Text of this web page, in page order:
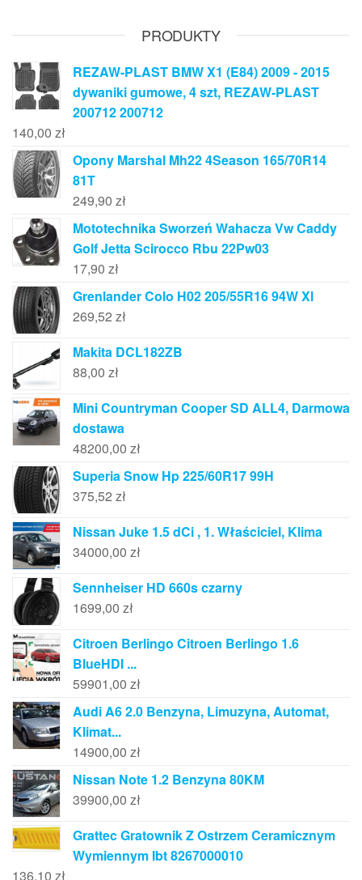
PRODUKTY
REZAW-PLAST BMW X1 (E84) 2009 - 2015
dywaniki gumowe, 4 szt, REZAW-PLAST
200712 200712
140,00 zł
Opony Marshal Mh22 4Season 165/70R14
81T
249,90 zł
Mototechnika Sworzeń Wahacza Vw Caddy
Golf Jetta Scirocco Rbu 22Pw03
17,90 zł
Grenlander Colo H02 205/55R16 94W Xl
269,52 zł
Makita DCL182ZB
88,00 zł
Mini Countryman Cooper SD ALL4, Darmowa
dostawa
48200,00 zł
Superia Snow Hp 225/60R17 99H
375,52 zł
Nissan Juke 1.5 dCi , 1. Właściciel, Klima
34000,00 zł
Sennheiser HD 660s czarny
1699,00 zł
Citroen Berlingo Citroen Berlingo 1.6
BlueHDI ...
59901,00 zł
Audi A6 2.0 Benzyna, Limuzyna, Automat,
Klimat...
14900,00 zł
Nissan Note 1.2 Benzyna 80KM
39900,00 zł
Grattec Gratownik Z Ostrzem Ceramicznym
Wymiennym Ibt 8267000010
136,10 zł